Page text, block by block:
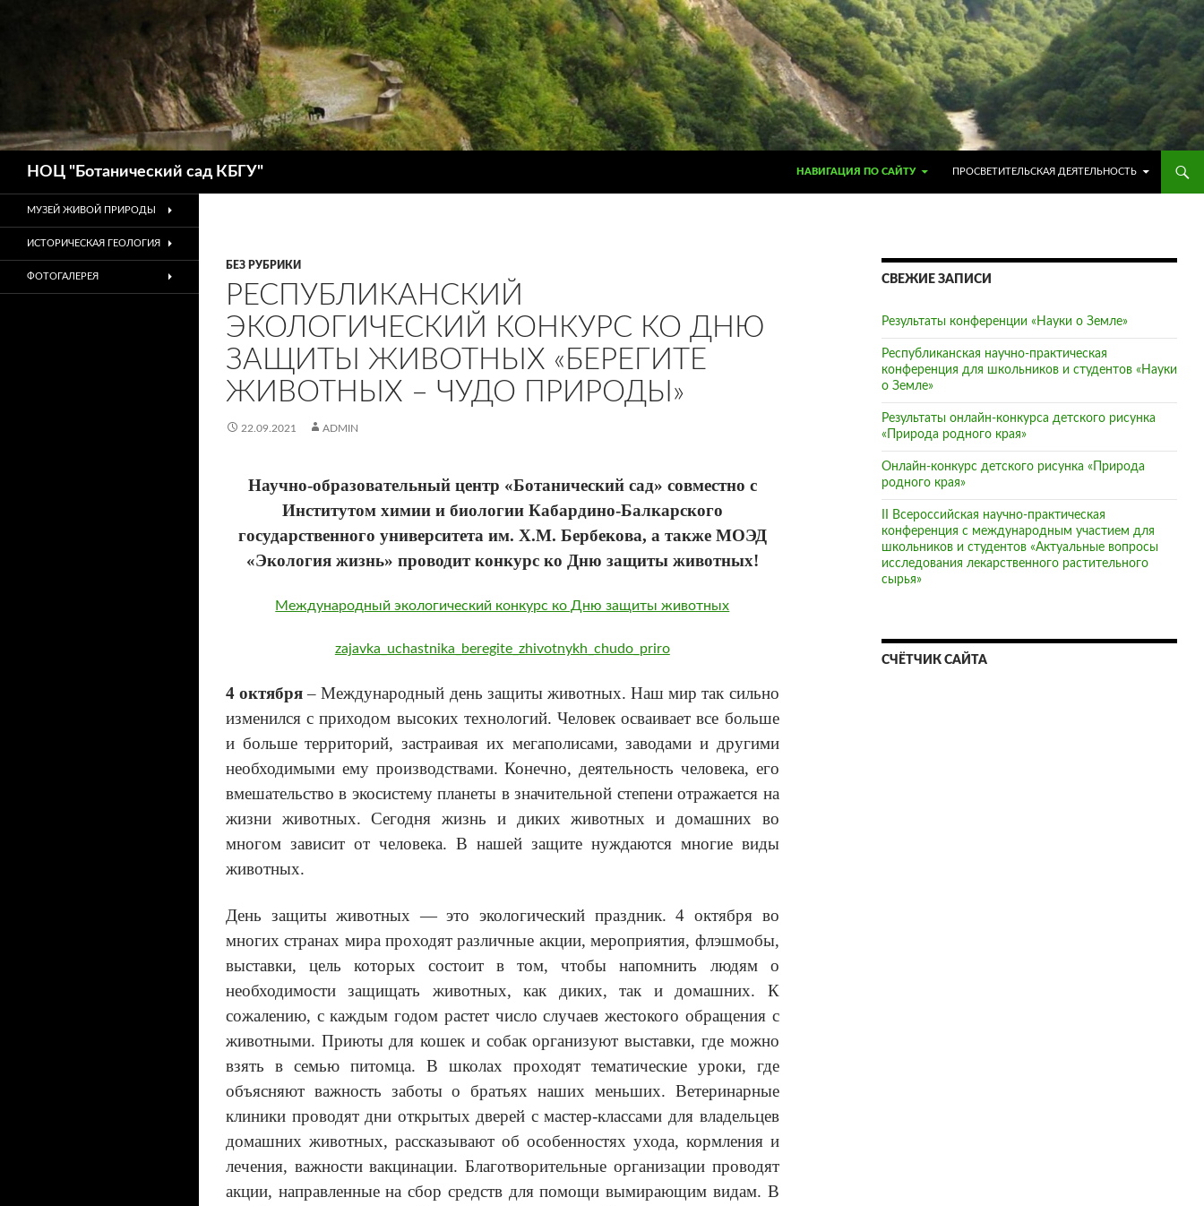
НОЦ "Ботанический сад КБГУ"
НАВИГАЦИЯ ПО САЙТУ
ПРОСВЕТИТЕЛЬСКАЯ ДЕЯТЕЛЬНОСТЬ
БЕЗ РУБРИКИ
РЕСПУБЛИКАНСКИЙ
ЭКОЛОГИЧЕСКИЙ КОНКУРС КО ДНЮ
ЗАЩИТЫ ЖИВОТНЫХ «БЕРЕГИТЕ
ЖИВОТНЫХ – ЧУДО ПРИРОДЫ»
22.09.2021 ADMIN
Научно-образовательный центр «Ботанический сад» совместно с
Институтом химии и биологии Кабардино-Балкарского
государственного университета им. Х.М. Бербекова, а также МОЭД
«Экология жизнь» проводит конкурс ко Дню защиты животных!
Международный экологический конкурс ко Дню защиты животных
zajavka_uchastnika_beregite_zhivotnykh_chudo_priro
4 октября– Международный день защиты животных. Наш мир так сильно
изменился с приходом высоких технологий. Человек осваивает все больше
и больше территорий, застраивая их мегаполисами, заводами и другими
необходимыми ему производствами. Конечно, деятельность человека, его
вмешательство в экосистему планеты в значительной степени отражается на
жизни животных. Сегодня жизнь и диких животных и домашних во
многом зависит от человека. В нашей защите нуждаются многие виды
животных.
День защиты животных — это экологический праздник. 4 октября во
многих странах мира проходят различные акции, мероприятия, флэшмобы,
выставки, цель которых состоит в том, чтобы напомнить людям о
необходимости защищать животных, как диких, так и домашних. К
сожалению, с каждым годом растет число случаев жестокого обращения с
животными. Приюты для кошек и собак организуют выставки, где можно
взять в семью питомца. В школах проходят тематические уроки, где
объясняют важность заботы о братьях наших меньших. Ветеринарные
клиники проводят дни открытых дверей с мастер-классами для владельцев
домашних животных, рассказывают об особенностях ухода, кормления и
лечения, важности вакцинации. Благотворительные организации проводят
акции, направленные на сбор средств для помощи вымирающим видам. В
СВЕЖИЕ ЗАПИСИ
Результаты конференции «Науки о Земле»
Республиканская научно-практическая
конференция для школьников и студентов «Науки
о Земле»
Результаты онлайн-конкурса детского рисунка
«Природа родного края»
Онлайн-конкурс детского рисунка «Природа
родного края»
II Всероссийская научно-практическая
конференция с международным участием для
школьников и студентов «Актуальные вопросы
исследования лекарственного растительного
сырья»
СЧЁТЧИК САЙТА
МУЗЕЙ ЖИВОЙ ПРИРОДЫ
ИСТОРИЧЕСКАЯ ГЕОЛОГИЯ
ФОТОГАЛЕРЕЯ